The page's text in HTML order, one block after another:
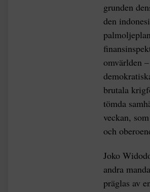
grunden
den
omvärlden
brutala
tömda
veckan,
och
Joko
andra
präglas av